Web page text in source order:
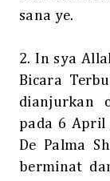
sana ye.
2. In sya
Bicara
dianjurkan
pada 6 April
De Palma
berminat